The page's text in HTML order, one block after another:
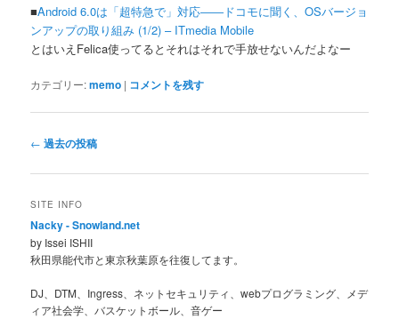
■Android 6.0は「超特急で」対応――ドコモに聞く、OSバージョ
ンアップの取り組み (1/2) – ITmedia Mobile
とはいえFelica使ってるとそれはそれで手放せないんだよなー
カテゴリー:memo | コメントを残す
投
ナ
ー
シ
ョ
ン
← 過去の投稿
SITE INFO
Nacky - Snowland.net
by Issei ISHII
秋田県能代市と東京秋葉原を往復してます。
DJ、DTM、Ingress、ネットセキュリティ、webプログラミング、メデ
ィア社会学、バスケットボール、音ゲー